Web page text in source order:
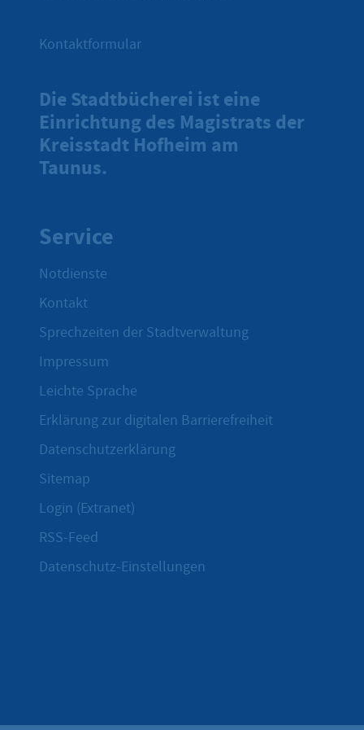
Kontaktformular
Die Stadtbücherei ist eine
Einrichtung des Magistrats der
Kreisstadt Hofheim am
Taunus.
Service
Notdienste
Kontakt
Sprechzeiten der Stadtverwaltung
Impressum
Leichte Sprache
Erklärung zur digitalen Barrierefreiheit
Datenschutzerklärung
Sitemap
Login (Extranet)
RSS-Feed
Datenschutz-Einstellungen